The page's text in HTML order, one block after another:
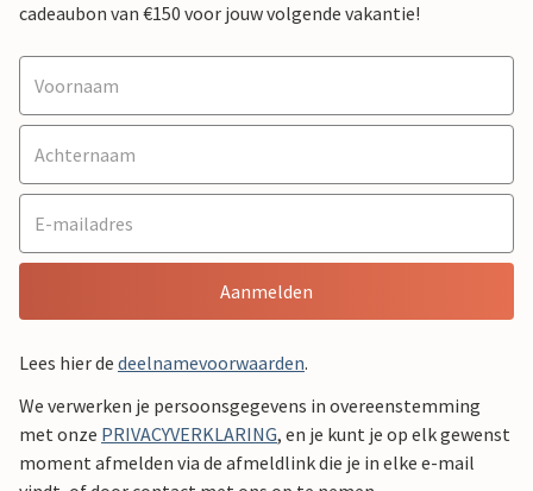
cadeaubon van €150 voor jouw volgende vakantie!
Aanmelden
Lees hier de deelnamevoorwaarden.
We verwerken je persoonsgegevens in overeenstemming
met onze PRIVACYVERKLARING, en je kunt je op elk gewenst
moment afmelden via de afmeldlink die je in elke e-mail